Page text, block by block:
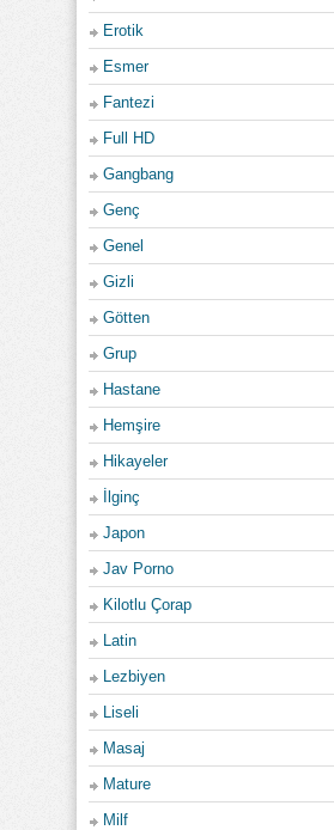
Erotik
Esmer
Fantezi
Full HD
Gangbang
Genç
Genel
Gizli
Götten
Grup
Hastane
Hemşire
Hikayeler
İlginç
Japon
Jav Porno
Kilotlu Çorap
Latin
Lezbiyen
Liseli
Masaj
Mature
Milf